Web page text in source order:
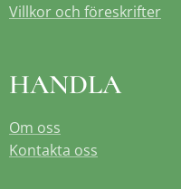
Villkor och föreskrifter
HANDLA
Om oss
Kontakta oss